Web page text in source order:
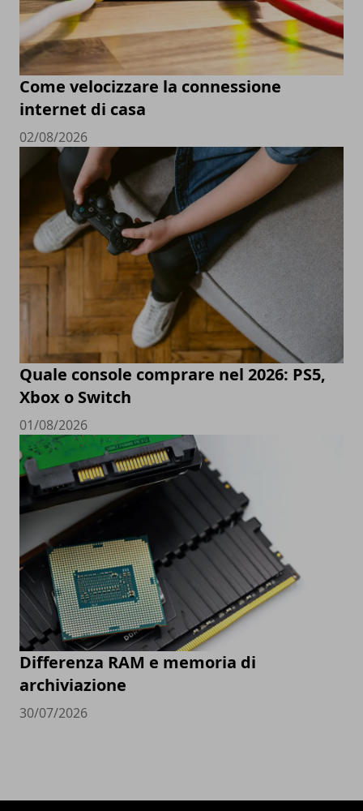
Come velocizzare la connessione
internet di casa
02/08/2026
Quale console comprare nel 2026: PS5,
Xbox o Switch
01/08/2026
Differenza RAM e memoria di
archiviazione
30/07/2026